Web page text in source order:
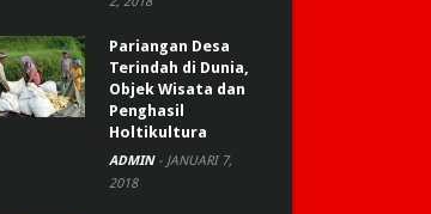
Pariangan Desa
Terindah di Dunia,
Objek Wisata dan
Penghasil
Holtikultura
ADMIN - JANUARI 7,
2018